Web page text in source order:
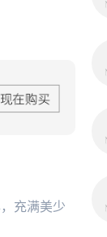
充满美少